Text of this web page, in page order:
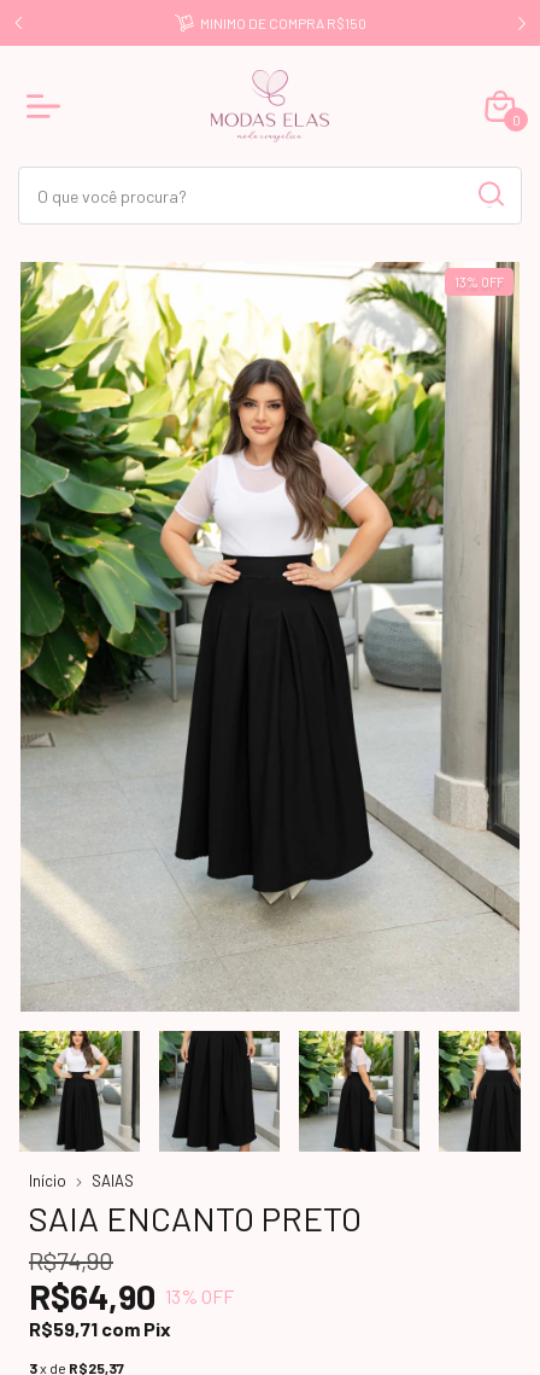
R$499 MINIMO DE COMPRA R$150
0
13% OFF
Início SAIAS
SAIA ENCANTO PRETO
R$74,90
R$64,90 13% OFF
R$59,71 com Pix
3x de R$25,37